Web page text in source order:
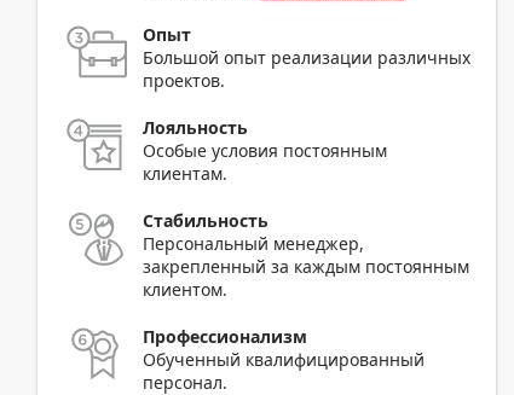
Опыт
Большой опыт реализации различных
проектов.
Лояльность
Особые условия постоянным
клиентам.
Стабильность
Персональный менеджер,
закрепленный за каждым постоянным
клиентом.
Профессионализм
Обученный квалифицированный
персонал.